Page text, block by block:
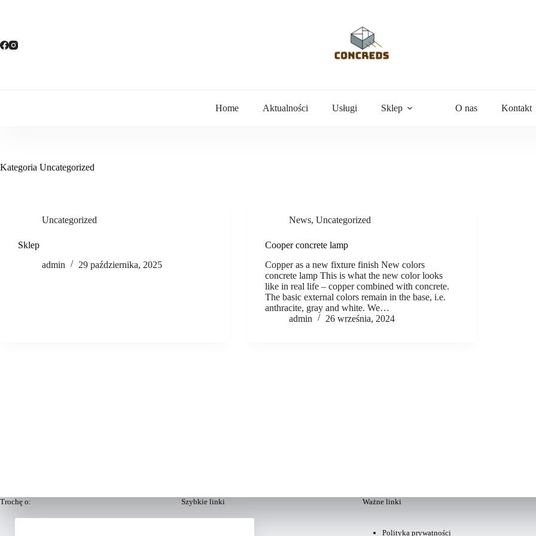
Home Aktualności Usługi Sklep O nas Kontakt
Kategoria Uncategorized
Uncategorized
Sklep
admin
29 października, 2025
News,Uncategorized
Cooper concrete lamp
Copper as a new fixture finish New colors
concrete lamp This is what the new color looks
like in real life – copper combined with concrete.
The basic external colors remain in the base, i.e.
anthracite, gray and white. We…
admin
26 września, 2024
Trochę o: Szybkie linki Ważne linki
Polityka prywatności